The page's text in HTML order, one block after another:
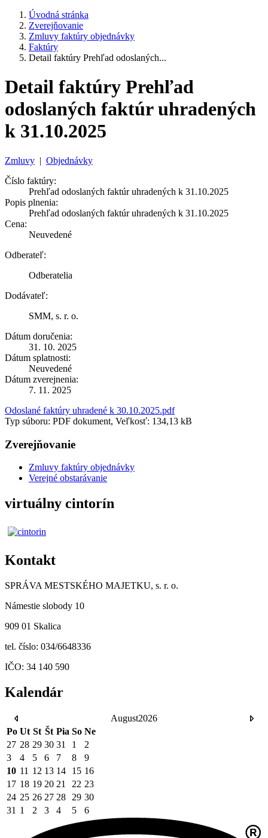
Úvodná stránka
Zverejňovanie
Zmluvy faktúry objednávky
Faktúry
Detail faktúry Prehľad odoslaných...
Detail faktúry Prehľad
odoslaných faktúr uhradených
k 31.10.2025
Zmluvy | Objednávky
Číslo faktúry:
Prehľad odoslaných faktúr uhradených k 31.10.2025
Popis plnenia:
Prehľad odoslaných faktúr uhradených k 31.10.2025
Cena:
Neuvedené
Odberateľ:
Odberatelia
Dodávateľ:
SMM, s. r. o.
Dátum doručenia:
31. 10. 2025
Dátum splatnosti:
Neuvedené
Dátum zverejnenia:
7. 11. 2025
Odoslané faktúry uhradené k 30.10.2025.pdf
Typ súboru: PDF dokument, Veľkosť: 134,13 kB
Zverejňovanie
Zmluvy faktúry objednávky
Verejné obstarávanie
virtuálny cintorín
Kontakt
SPRÁVA MESTSKÉHO MAJETKU, s. r. o.
Námestie slobody 10
909 01 Skalica
tel. číslo: 034/6648336
IČO: 34 140 590
Kalendár
August2026
Po Ut St Št Pia So Ne
27 28 29 30 31 1
2
3
4 5 6 7 8
9
10 11 12 13 14 15 16
17 18 19 20 21 22 23
24 25 26 27 28 29 30
31 1 2 3 4 5 6